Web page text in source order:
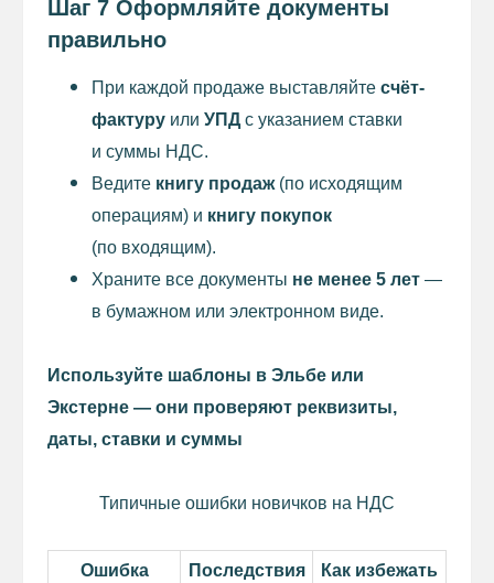
Шаг 7 Оформляйте документы
правильно
При каждой продаже выставляйте счёт-
фактуру или УПД с указанием ставки
и суммы НДС.
Ведите книгу продаж(по исходящим
операциям) и книгу покупок
(по входящим).
Храните все документы не менее 5 лет —
в бумажном или электронном виде.
Используйте шаблоны в Эльбе или
Экстерне — они проверяют реквизиты,
даты, ставки и суммы
Типичные ошибки новичков на НДС
Ошибка Последствия
Как избежать
КОНТАКТЫ
ОФИЦИАЛЬНОЕ НАЗВАНИЕ
РЕЖИМ РАБОТЫ
АДРЕС
НОВОСТИ
КОНТАКТЫ
INFO@INVESTSR.RU
+7 (346) 220-25-22
628433, Россия, Тюменская область, Ханты-
пн-пт: 8:30−17:15
ФОНД РАЗВИТИЯ ЮГРЫ
БИЗНЕС ЮГРЫ
АДМИНИСТРАЦИЯ&NBSP; СУРГУТСКОГО